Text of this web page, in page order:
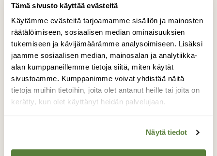
Tämä sivusto käyttää evästeitä
Käytämme evästeitä tarjoamamme sisällön ja mainosten
räätälöimiseen, sosiaalisen median ominaisuuksien
tukemiseen ja kävijämäärämme analysoimiseen. Lisäksi
jaamme sosiaalisen median, mainosalan ja analytiikka-
alan kumppaneillemme tietoja siitä, miten käytät
sivustoamme. Kumppanimme voivat yhdistää näitä
tietoja muihin tietoihin, joita olet antanut heille tai joita on
kerätty, kun olet käyttänyt heidän palvelujaan.
Näytä tiedot
Kuovikin on sitten tullut
talvimaisemiin!
Kuovi ei piittaa vaikka lunta on pellolla,se
saa nokallaan hyvin ruokaa jäiseltäkin
pellolta!